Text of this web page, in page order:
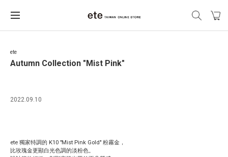
ete
Autumn Collection "Mist Pink"
2022.09.10
ete 獨家特調的 K10 "Mist Pink Gold" 粉霧金，
比玫瑰金更顯白光色調的淡粉色。